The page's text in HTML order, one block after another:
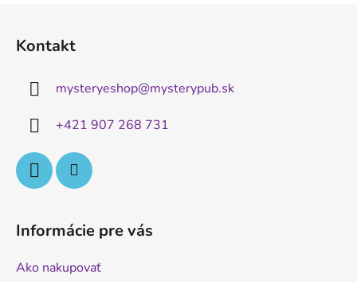
Kontakt
mysteryeshop@mysterypub.sk
+421 907 268 731
Informácie pre vás
Ako nakupovať